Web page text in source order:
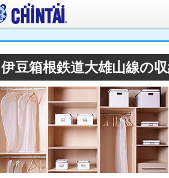
伊豆箱根鉄道大雄山線の